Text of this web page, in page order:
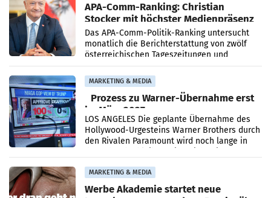
APA-Comm-Ranking: Christian
Stocker mit höchster Medienpräsenz
im Juli
Das APA-Comm-Politik-Ranking untersucht
monatlich die Berichterstattung von zwölf
österreichischen Tageszeitungen und
analysiert, welche Politikerinnen und
Politiker Österreichs die
MARKETING & MEDIA
Prozess zu Warner-Übernahme erst
im März 2027
LOS ANGELES Die geplante Übernahme des
Hollywood-Urgesteins Warner Brothers durch
den Rivalen Paramount wird noch lange in
MARKETING & MEDIA
Werbe Akademie startet neue